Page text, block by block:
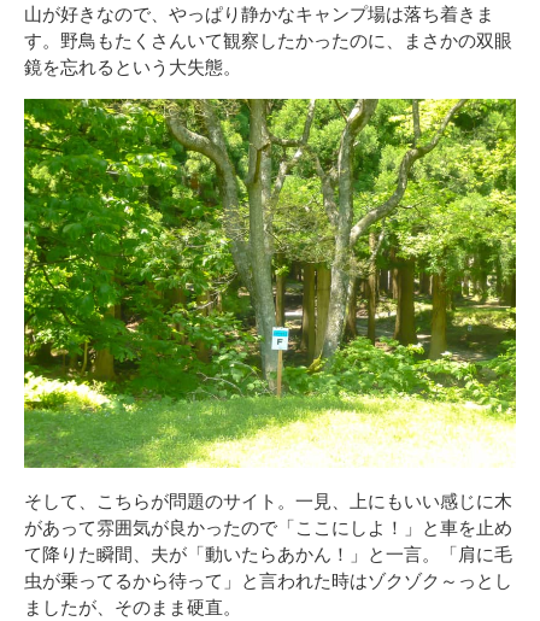
山が好きなので、やっぱり静かなキャンプ場は落ち着きま
す。野鳥もたくさんいて観察したかったのに、まさかの双眼
鏡を忘れるという大失態。
そして、こちらが問題のサイト。一見、上にもいい感じに木
があって雰囲気が良かったので「ここにしよ！」と車を止め
て降りた瞬間、夫が「動いたらあかん！」と一言。「肩に毛
虫が乗ってるから待って」と言われた時はゾクゾク～っとし
ましたが、そのまま硬直。